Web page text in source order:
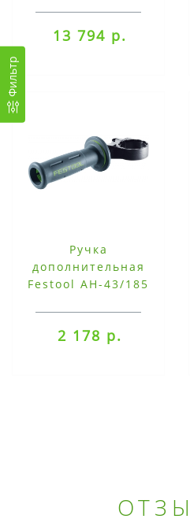
Фильтр
13 794 р.
Ручка
дополнительная
Festool AH-43/185
2 178 р.